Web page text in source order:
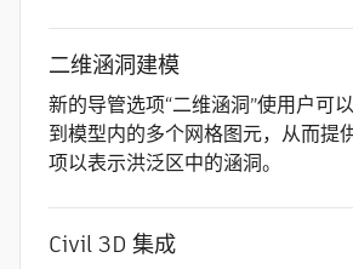
二维涵洞建模
新的导管选项“二维涵洞”使用户可
到模型内的多个网格图元，从而提
项以表示洪泛区中的涵洞。
Civil 3D 集成